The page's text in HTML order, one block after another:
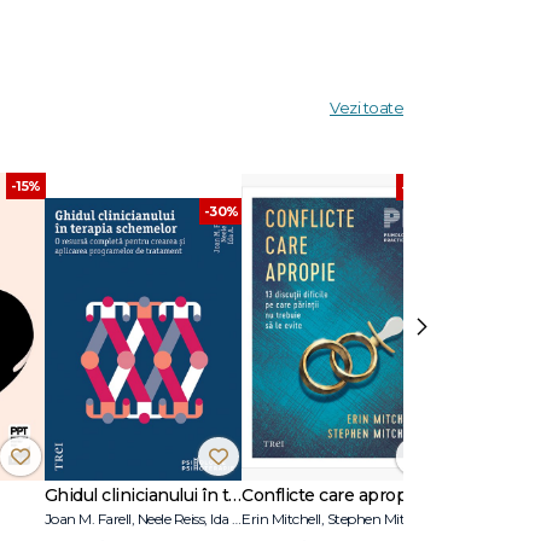
Vezi toate
-15%
-30%
Ghidul clinicianului în terapia schemelor
-30%
Conflicte care apropie
Erin Mitchell, Stephen Mitchell
›